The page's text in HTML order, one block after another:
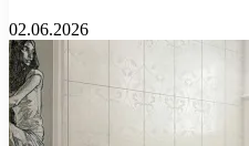
02.06.2026